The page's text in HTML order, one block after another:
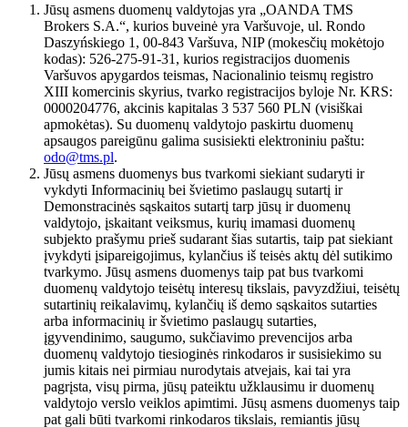
Jūsų asmens duomenų valdytojas yra „OANDA TMS
Brokers S.A.“, kurios buveinė yra Varšuvoje, ul. Rondo
Daszyńskiego 1, 00-843 Varšuva, NIP (mokesčių mokėtojo
kodas): 526-275-91-31, kurios registracijos duomenis
Varšuvos apygardos teismas, Nacionalinio teismų registro
XIII komercinis skyrius, tvarko registracijos byloje Nr. KRS:
0000204776, akcinis kapitalas 3 537 560 PLN (visiškai
apmokėtas). Su duomenų valdytojo paskirtu duomenų
apsaugos pareigūnu galima susisiekti elektroniniu paštu:
odo@tms.pl.
Jūsų asmens duomenys bus tvarkomi siekiant sudaryti ir
vykdyti Informacinių bei švietimo paslaugų sutartį ir
Demonstracinės sąskaitos sutartį tarp jūsų ir duomenų
valdytojo, įskaitant veiksmus, kurių imamasi duomenų
subjekto prašymu prieš sudarant šias sutartis, taip pat siekiant
įvykdyti įsipareigojimus, kylančius iš teisės aktų dėl sutikimo
tvarkymo. Jūsų asmens duomenys taip pat bus tvarkomi
duomenų valdytojo teisėtų interesų tikslais, pavyzdžiui, teisėtų
sutartinių reikalavimų, kylančių iš demo sąskaitos sutarties
arba informacinių ir švietimo paslaugų sutarties,
įgyvendinimo, saugumo, sukčiavimo prevencijos arba
duomenų valdytojo tiesioginės rinkodaros ir susisiekimo su
jumis kitais nei pirmiau nurodytais atvejais, kai tai yra
pagrįsta, visų pirma, jūsų pateiktu užklausimu ir duomenų
valdytojo verslo veiklos apimtimi. Jūsų asmens duomenys taip
pat gali būti tvarkomi rinkodaros tikslais, remiantis jūsų